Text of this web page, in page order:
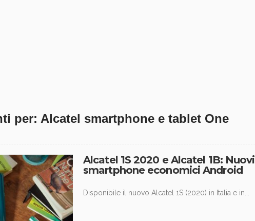
per: Alcatel smartphone e tablet One
Alcatel 1S 2020 e Alcatel 1B: Nuovi
smartphone economici Android
Disponibile il nuovo Alcatel 1S (2020) in Italia e in...